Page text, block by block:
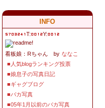
INFO
T: Y:
看板娘：Rちゃん by ななこ
■人気blogランキング投票
■娘息子の写真日記
■ギャグブログ
■バカ写真
■05年1月以前のバカ写真